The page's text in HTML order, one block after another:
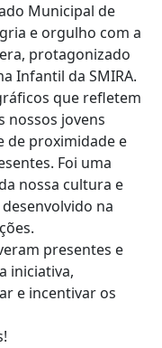
Municipal de
e orgulho com a
protagonizado
Infantil da SMIRA.
que refletem
nossos jovens
de proximidade e
Foi uma
nossa cultura e
na
presentes e
iniciativa,
e incentivar os